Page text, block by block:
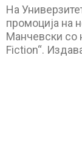
На
промоција на
Манчевски со
Fiction“.